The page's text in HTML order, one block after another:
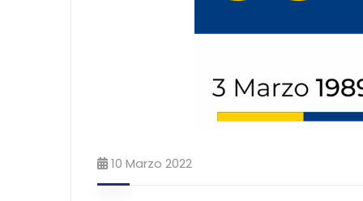
10 Marzo 2022